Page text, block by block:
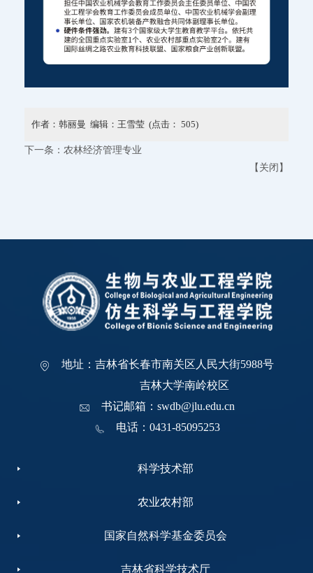
作者：韩丽曼 编辑：王雪莹 (点击： 505)
下一条： 农林经济管理专业
【 关闭 】
地址：吉林省长春市南关区人民大街5988号
吉林大学南岭校区
书记邮箱：swdb@jlu.edu.cn
电话：0431-85095253
科学技术部
农业农村部
国家自然科学基金委员会
吉林省科学技术厅